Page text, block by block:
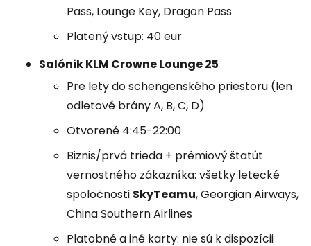
Pass, Lounge Key, Dragon Pass
Platený vstup: 40 eur
Salónik KLM Crowne Lounge 25
Pre lety do schengenského priestoru (len
odletové brány A, B, C, D)
Otvorené 4:45-22:00
Biznis/prvá trieda + prémiový štatút
vernostného zákazníka: všetky letecké
spoločnosti SkyTeamu, Georgian Airways,
China Southern Airlines
Platobné a iné karty: nie sú k dispozícii